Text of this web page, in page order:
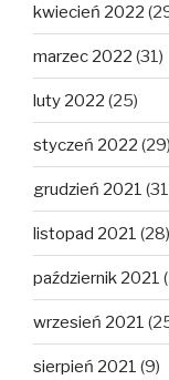
kwiecień 2022
marzec 2022 (31)
luty 2022 (25)
styczeń 2022 (29)
grudzień 2021
listopad 2021 (28)
październik 2021
wrzesień 2021
sierpień 2021 (9)